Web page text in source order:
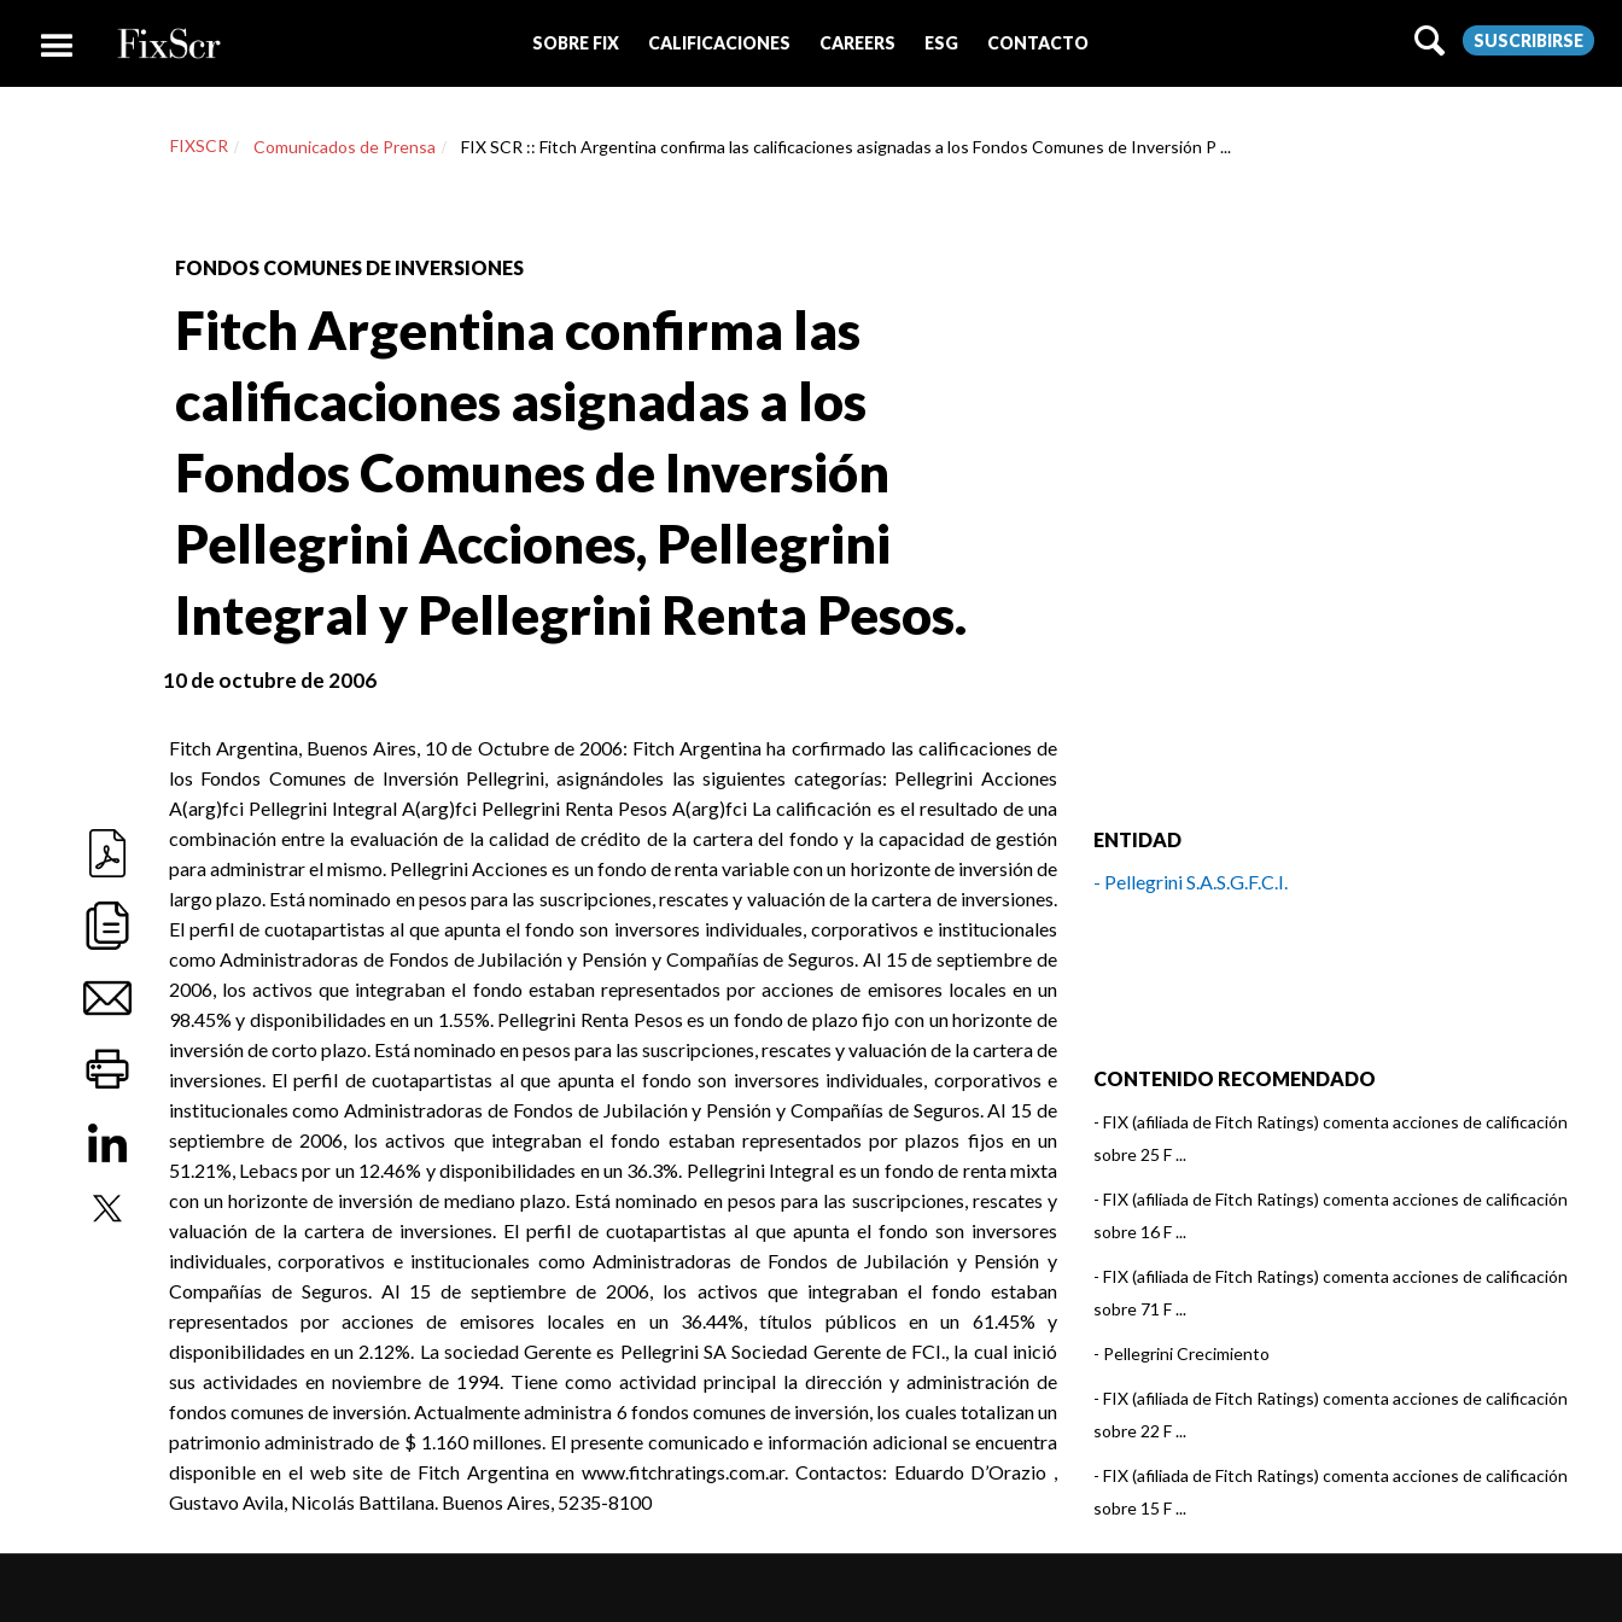
SOBRE FIX CALIFICACIONES CAREERS ESG CONTACTO SUSCRIBIRSE
FIXSCR Comunicados de Prensa FIX SCR :: Fitch Argentina confirma las calificaciones asignadas a los Fondos Comunes de Inversión P ...
FONDOS COMUNES DE INVERSIONES
Fitch Argentina confirma las
calificaciones asignadas a los
Fondos Comunes de Inversión
Pellegrini Acciones, Pellegrini
Integral y Pellegrini Renta Pesos.
10 de octubre de 2006
Fitch Argentina, Buenos Aires, 10 de Octubre de 2006: Fitch Argentina ha corfirmado las calificaciones de
los Fondos Comunes de Inversión Pellegrini, asignándoles las siguientes categorías: Pellegrini Acciones
A(arg)fci Pellegrini Integral A(arg)fci Pellegrini Renta Pesos A(arg)fci La calificación es el resultado de una
combinación entre la evaluación de la calidad de crédito de la cartera del fondo y la capacidad de gestión
para administrar el mismo. Pellegrini Acciones es un fondo de renta variable con un horizonte de inversión de
largo plazo. Está nominado en pesos para las suscripciones, rescates y valuación de la cartera de inversiones.
El perfil de cuotapartistas al que apunta el fondo son inversores individuales, corporativos e institucionales
como Administradoras de Fondos de Jubilación y Pensión y Compañías de Seguros. Al 15 de septiembre de
2006, los activos que integraban el fondo estaban representados por acciones de emisores locales en un
98.45% y disponibilidades en un 1.55%. Pellegrini Renta Pesos es un fondo de plazo fijo con un horizonte de
inversión de corto plazo. Está nominado en pesos para las suscripciones, rescates y valuación de la cartera de
inversiones. El perfil de cuotapartistas al que apunta el fondo son inversores individuales, corporativos e
institucionales como Administradoras de Fondos de Jubilación y Pensión y Compañías de Seguros. Al 15 de
septiembre de 2006, los activos que integraban el fondo estaban representados por plazos fijos en un
51.21%, Lebacs por un 12.46% y disponibilidades en un 36.3%. Pellegrini Integral es un fondo de renta mixta
con un horizonte de inversión de mediano plazo. Está nominado en pesos para las suscripciones, rescates y
valuación de la cartera de inversiones. El perfil de cuotapartistas al que apunta el fondo son inversores
individuales, corporativos e institucionales como Administradoras de Fondos de Jubilación y Pensión y
Compañías de Seguros. Al 15 de septiembre de 2006, los activos que integraban el fondo estaban
representados por acciones de emisores locales en un 36.44%, títulos públicos en un 61.45% y
disponibilidades en un 2.12%. La sociedad Gerente es Pellegrini SA Sociedad Gerente de FCI., la cual inició
sus actividades en noviembre de 1994. Tiene como actividad principal la dirección y administración de
fondos comunes de inversión. Actualmente administra 6 fondos comunes de inversión, los cuales totalizan un
patrimonio administrado de $ 1.160 millones. El presente comunicado e información adicional se encuentra
disponible en el web site de Fitch Argentina en www.fitchratings.com.ar. Contactos: Eduardo D’Orazio ,
Gustavo Avila, Nicolás Battilana. Buenos Aires, 5235-8100
ENTIDAD
- Pellegrini S.A.S.G.F.C.I.
CONTENIDO RECOMENDADO
- FIX (afiliada de Fitch Ratings) comenta acciones de calificación
sobre 25 F ...
- FIX (afiliada de Fitch Ratings) comenta acciones de calificación
sobre 16 F ...
- FIX (afiliada de Fitch Ratings) comenta acciones de calificación
sobre 71 F ...
- Pellegrini Crecimiento
- FIX (afiliada de Fitch Ratings) comenta acciones de calificación
sobre 22 F ...
- FIX (afiliada de Fitch Ratings) comenta acciones de calificación
sobre 15 F ...
-FIX (afiliada de Fitch Ratings) comenta acciones de calificación